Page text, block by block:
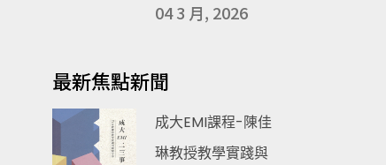
04 3 月, 2026
最新焦點新聞
成大EMI課程-陳佳
琳教授教學實踐與